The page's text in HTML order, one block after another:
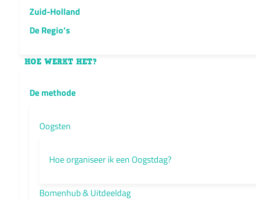
Zuid-Holland
De Regio’s
HOE WERKT HET?
De methode
Oogsten
Hoe organiseer ik een Oogstdag?
Bomenhub & Uitdeeldag